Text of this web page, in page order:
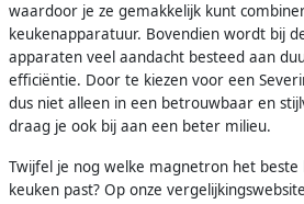
waardoor je ze gemakkelijk kunt
keukenapparatuur. Bovendien wordt bij
apparaten veel aandacht besteed aan
efficiëntie. Door te kiezen voor een
dus niet alleen in een betrouwbaar en
draag je ook bij aan een beter milieu.
Twijfel je nog welke magnetron het beste
keuken past? Op onze